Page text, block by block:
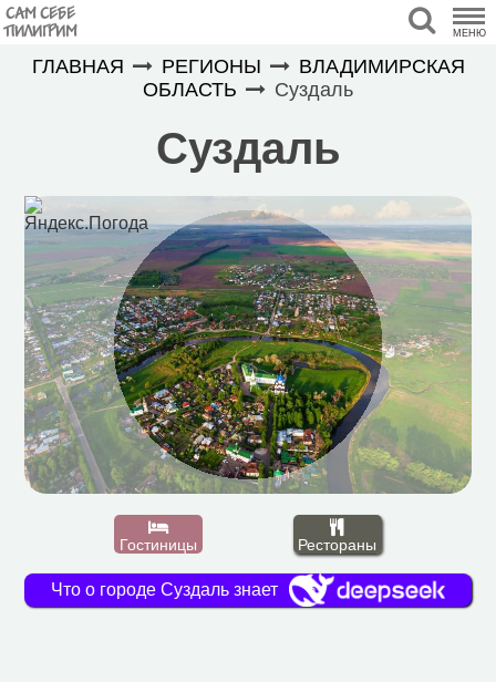
САМ СЕБЕ
ПИЛИГРИМ МЕНЮ
ГЛАВНАЯ РЕГИОНЫ
ВЛАДИМИРСКАЯ
ОБЛАСТЬ
Суздаль
Суздаль
Гостиницы Рестораны
Что о городе Суздаль знает